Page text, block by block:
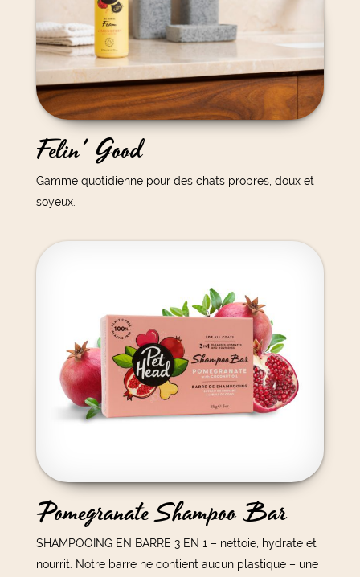
Felin' Good
Gamme quotidienne pour des chats propres, doux et
soyeux.
Pomegranate Shampoo Bar
SHAMPOOING EN BARRE 3 EN 1 – nettoie, hydrate et
nourrit. Notre barre ne contient aucun plastique – une